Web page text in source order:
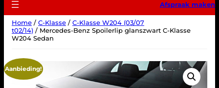
n
o
e
k
e
n
Afspraak maken
Home / C-Klasse / C-Klasse W204 (03/07
t02/14) / Mercedes-Benz Spoilerlip glanszwart C-Klasse
W204 Sedan
Aanbieding!